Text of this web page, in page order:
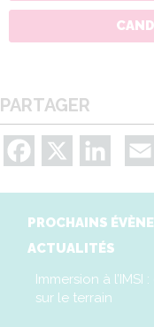
PARTAGER
Facebook
PROCHAINS
ACTUALITÉS
Immersion à
sur le terrain